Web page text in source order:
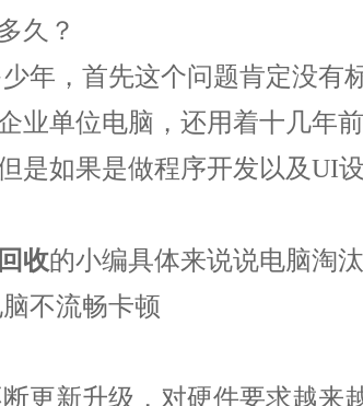
久？
年，首先这个问题肯定没有
业单位电脑，还用着十几年
是如果是做程序开发以及UI
收的小编具体来说说电脑淘
不流畅卡顿
更新升级，对硬件要求越来